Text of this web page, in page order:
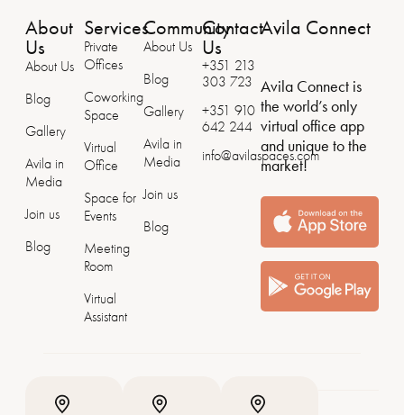
About
Us
About Us
Blog
Gallery
Avila in
Media
Join us
Blog
Services
Private
Offices
Coworking
Space
Virtual
Office
Space for
Events
Meeting
Room
Virtual
Assistant
Community
About Us
Blog
Gallery
Avila in
Media
Join us
Blog
Contact
Us
+351 213
303 723
+351 ‭910
642 244
info@avilaspaces.com
Avila Connect
Avila Connect is
the world’s only
virtual office app
and unique to the
market!